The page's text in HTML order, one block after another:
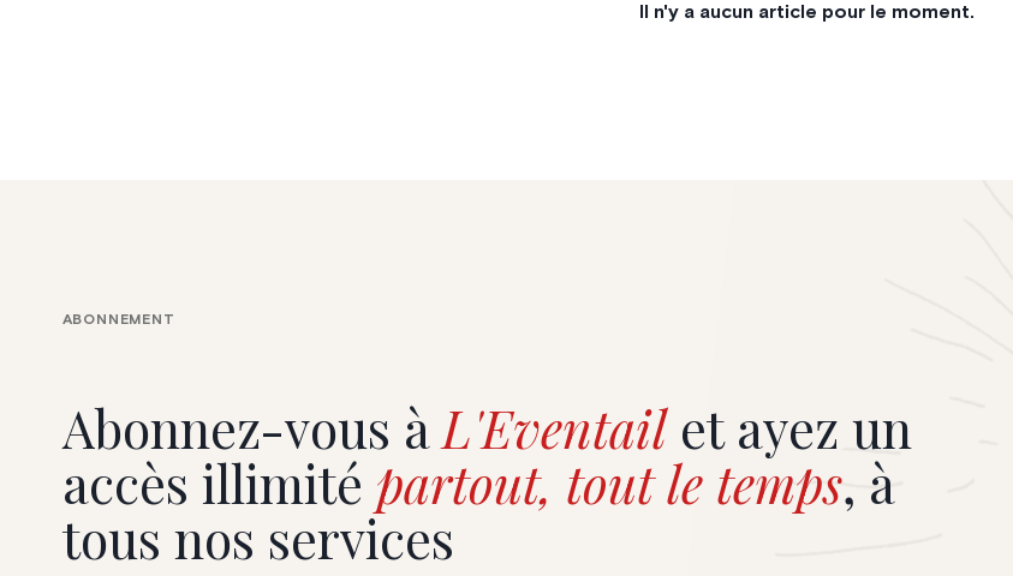
Il n'y a aucun article pour le moment.
Abonnez-vous àL'Eventailet ayez un
accès illimité partout, tout le temps, à
tous nos services
ABONNEMENT